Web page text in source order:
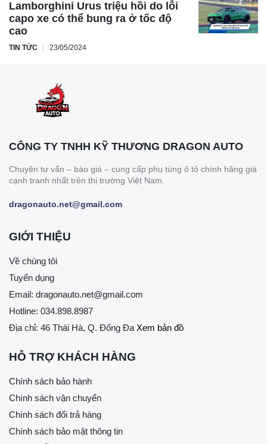
Lamborghini Urus triệu hồi do lỗi
capo xe có thể bung ra ở tốc độ
cao
TIN TỨC 23/05/2024
CÔNG TY TNHH KỸ THƯƠNG DRAGON AUTO
Chuyên tư vấn – báo giá – cung cấp phụ tùng ô tô chính hãng giá
cạnh tranh nhất trên thị trường Việt Nam.
dragonauto.net@gmail.com
GIỚI THIỆU
Về chúng tôi
Tuyển dụng
Email: dragonauto.net@gmail.com
Hotline: 034.898.8987
Địa chỉ: 46 Thái Hà, Q. Đống Đa Xem bản đồ
HỖ TRỢ KHÁCH HÀNG
Chính sách bảo hành
Chính sách vận chuyển
Chính sách đổi trả hàng
Chính sách bảo mật thông tin